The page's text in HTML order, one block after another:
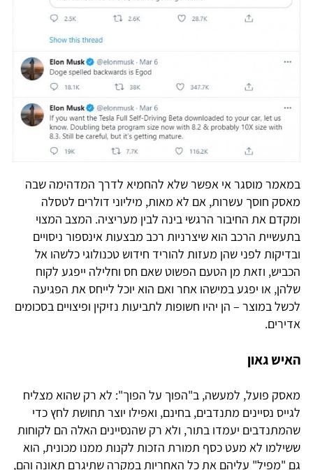
במאמר מוסגר אי אפשר שלא להחמיא לדרך המדהימה שבה
מאסק חוסך עשרות, אם לא מאות, מיליוני דולרים לטסלה
ומקדם את החיבור הרגשי בינה לבין מעריציה. המצב המצוי
בתעשיית הרכב הוא שיצרניות רכב מבצעות אינספור ניסויים
ובדיקות לפני שהן מעזות להוריד חידוש טכנולוגי כלשהו אל
הכביש, וזאת מן הטעם הפשוט שאם חס וחלילה ייפגע לקוח
שלהן, או יפגע במישהו אחר ואם הוא יוכל לייחס את הפגיעה
לכשל במוצר – הן יהיו חשופות לתביעות נזיקין ופיצויים בסכומים
אדירים.
האיש גאון
מאסק פועל, למעשה, ב"הפוך על הפוך": לא רק שהוא מצליח
לגייס נסיינים מתנדבים, בחינם, ואפילו יוצר תחושת לחץ כדי
שהמתנדבים יעמדו בתור, ולא רק שהנסיינים האלה הם לקוחות
ששילמו לא מעט כסף תמורת הזכות לקנות ממנו מכונית, הוא
גם "מפיל" עליהם את כל האחריות במקרה שתיגרם תאונה והם,